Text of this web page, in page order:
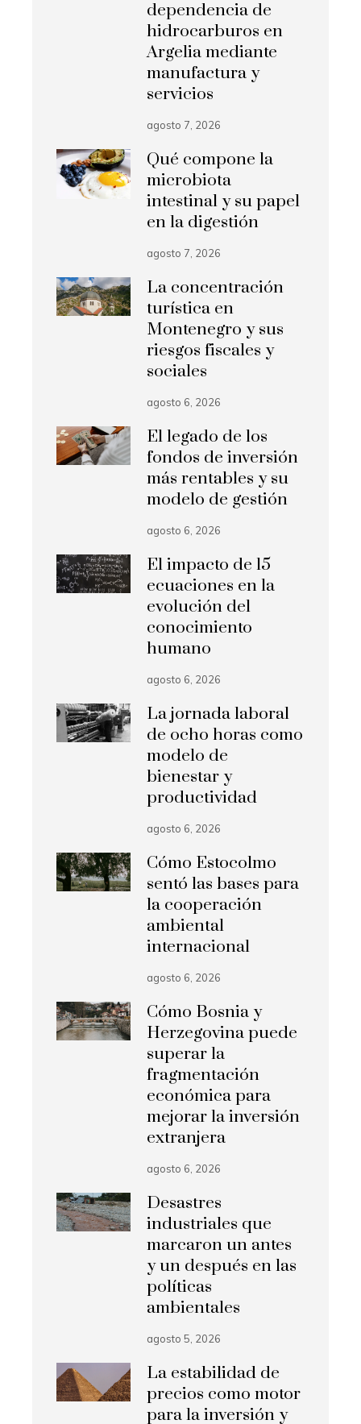
dependencia de
hidrocarburos en
Argelia mediante
manufactura y
servicios
agosto 7, 2026
Qué compone la
microbiota
intestinal y su papel
en la digestión
agosto 7, 2026
La concentración
turística en
Montenegro y sus
riesgos fiscales y
sociales
agosto 6, 2026
El legado de los
fondos de inversión
más rentables y su
modelo de gestión
agosto 6, 2026
El impacto de 15
ecuaciones en la
evolución del
conocimiento
humano
agosto 6, 2026
La jornada laboral
de ocho horas como
modelo de
bienestar y
productividad
agosto 6, 2026
Cómo Estocolmo
sentó las bases para
la cooperación
ambiental
internacional
agosto 6, 2026
Cómo Bosnia y
Herzegovina puede
superar la
fragmentación
económica para
mejorar la inversión
extranjera
agosto 6, 2026
Desastres
industriales que
marcaron un antes
y un después en las
políticas
ambientales
agosto 5, 2026
La estabilidad de
precios como motor
para la inversión y